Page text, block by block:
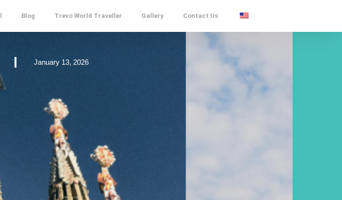
Blog Trevo World Traveller Gallery Contact Us
January 13, 2026